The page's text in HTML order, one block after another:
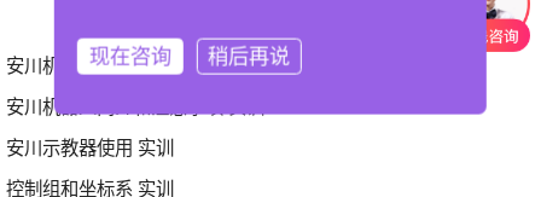
安川机器人
安川机器人简介和注意事项 实训
安川示教器使用 实训
控制组和坐标系 实训
现在咨询 稍后再说